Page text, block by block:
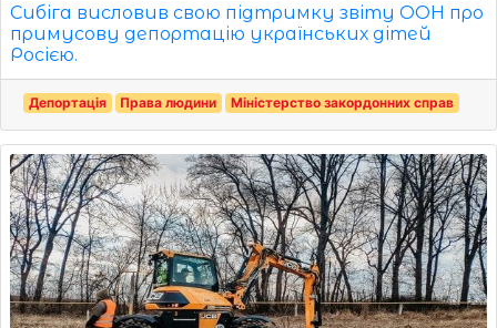
Сибіга висловив свою підтримку звіту ООН про
примусову депортацію українських дітей
Росією.
Депортація Права людини Міністерство закордонних справ